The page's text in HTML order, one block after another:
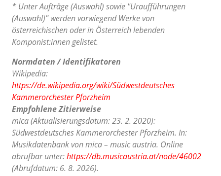
* Unter Aufträge (Auswahl) sowie "Uraufführungen
(Auswahl)" werden vorwiegend Werke von
österreichischen oder in Österreich lebenden
Komponist:innen gelistet.
Normdaten / Identifikatoren
Wikipedia:
https://de.wikipedia.org/wiki/Südwestdeutsches
Kammerorchester Pforzheim
Empfohlene Zitierweise
mica (Aktualisierungsdatum: 23. 2. 2020):
Südwestdeutsches Kammerorchester Pforzheim. In:
Musikdatenbank von mica – music austria. Online
abrufbar unter:https://db.musicaustria.at/node/46002
(Abrufdatum: 6. 8. 2026).